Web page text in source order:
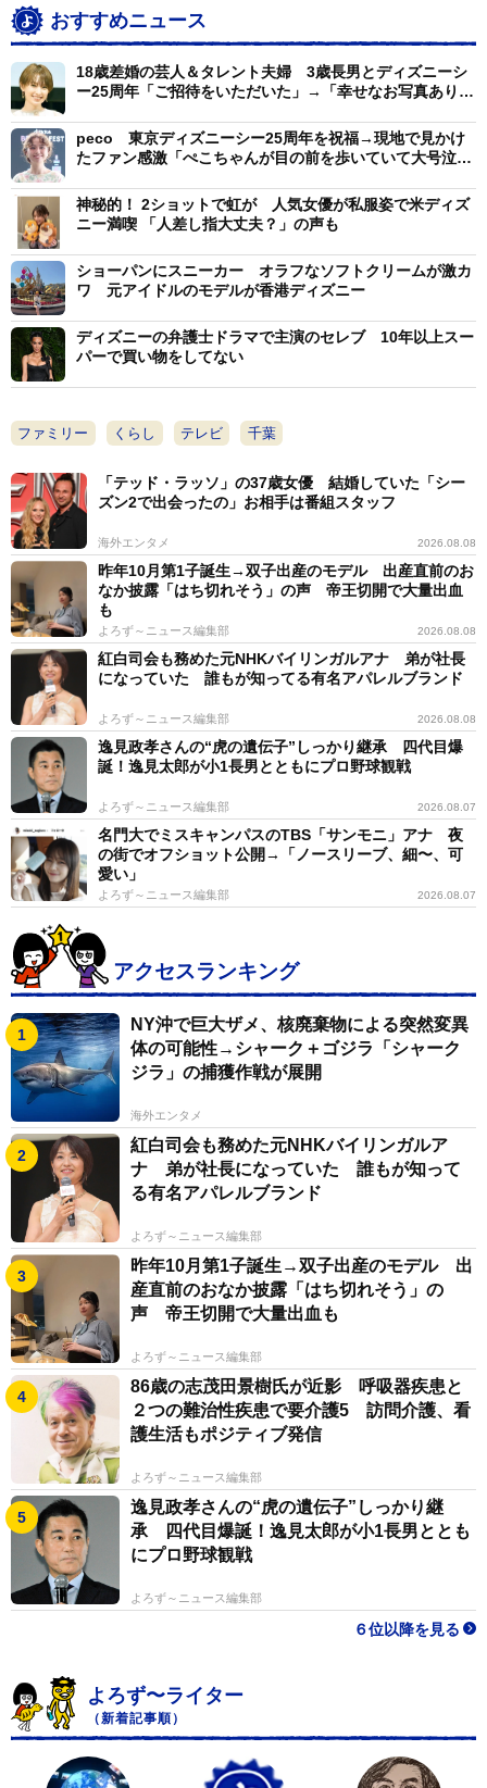
おすすめニュース
18歳差婚の芸人＆タレント夫婦 3歳長男とディズニーシ
ー25周年「ご招待をいただいた」→「幸せなお写真ありが
peco 東京ディズニーシー25周年を祝福→現地で見かけ
たファン感激「ぺこちゃんが目の前を歩いていて大号泣し
神秘的！ 2ショットで虹が 人気女優が私服姿で米ディズ
ニー満喫 「人差し指大丈夫？」の声も
ショーパンにスニーカー オラフなソフトクリームが激カ
ワ 元アイドルのモデルが香港ディズニー
ディズニーの弁護士ドラマで主演のセレブ 10年以上スー
パーで買い物をしてない
ファミリー くらし テレビ 千葉
「テッド・ラッソ」の37歳女優 結婚していた「シー
ズン2で出会ったの」お相手は番組スタッフ
海外エンタメ 2026.08.08
昨年10月第1子誕生→双子出産のモデル 出産直前のお
なか披露「はち切れそう」の声 帝王切開で大量出血
も
よろず～ニュース編集部 2026.08.08
紅白司会も務めた元NHKバイリンガルアナ 弟が社長
になっていた 誰もが知ってる有名アパレルブランド
よろず～ニュース編集部 2026.08.08
逸見政孝さんの“虎の遺伝子”しっかり継承 四代目爆
誕！逸見太郎が小1長男とともにプロ野球観戦
よろず～ニュース編集部 2026.08.07
名門大でミスキャンパスのTBS「サンモニ」アナ 夜
の街でオフショット公開→「ノースリーブ、細〜、可
愛い」
よろず～ニュース編集部 2026.08.07
アクセスランキング
NY沖で巨大ザメ、核廃棄物による突然変異
体の可能性→シャーク＋ゴジラ「シャーク
ジラ」の捕獲作戦が展開
海外エンタメ
紅白司会も務めた元NHKバイリンガルア
ナ 弟が社長になっていた 誰もが知って
る有名アパレルブランド
よろず～ニュース編集部
昨年10月第1子誕生→双子出産のモデル 出
産直前のおなか披露「はち切れそう」の
声 帝王切開で大量出血も
よろず～ニュース編集部
86歳の志茂田景樹氏が近影 呼吸器疾患と
２つの難治性疾患で要介護5 訪問介護、看
護生活もポジティブ発信
よろず～ニュース編集部
逸見政孝さんの“虎の遺伝子”しっかり継
承 四代目爆誕！逸見太郎が小1長男ととも
にプロ野球観戦
よろず～ニュース編集部
６位以降を見る
よろず〜ライター
（新着記事順）